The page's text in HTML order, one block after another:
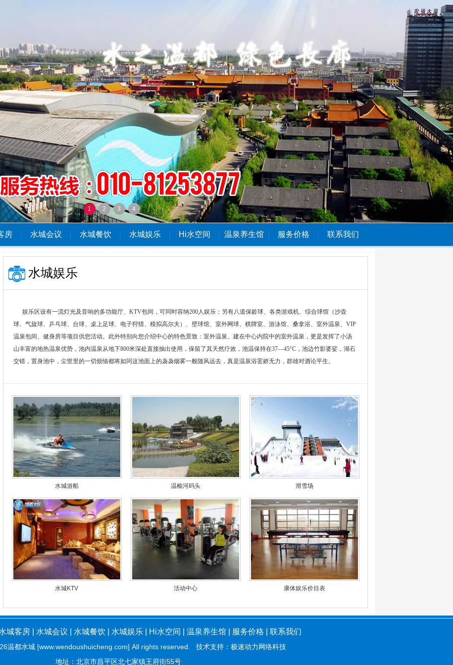
1 2 3 4
房 水城会议 水城餐饮 水城娱乐 Hi水空间 温泉养生馆 服务价格 联系我们
水城娱乐
娱乐区设有一流灯光及音响的多功能厅、KTV包间，可同时容纳200人娱乐；另有八道保龄球、各类游戏机、综合球馆（沙壶
球、气旋球、乒乓球、台球、桌上足球、电子狩猎、模拟高尔夫）、壁球馆、室外网球、棋牌室、游泳馆、桑拿浴、室外温泉、VIP
温泉包间、健身房等项目供您活动。此外特别向您介绍中心的特色景致：室外温泉。建在中心内院中的室外温泉，更是发挥了小汤
山丰富的地热温泉优势，池内温泉从地下800米深处直接抽出使用，保留了其天然疗效，池温保持在37—45°C，池边竹影婆娑，湖石
交错，置身池中，尘世里的一切烦恼都将如同这池面上的袅袅烟雾一般随风远去，真是温泉浴罢娇无力，群雄对酒论平生。
水城游船 温榆河码头 滑雪场
水城KTV 活动中心 康体娱乐价目表
城客房 水城会议 水城餐饮 水城娱乐 Hi水空间 温泉养生馆 服务价格 联系我们
温都水城 [www.wendoushuicheng.com] All rights reserved. 技术支持： 极速动力网络科技
地址：北京市昌平区北七家镇王府街55号